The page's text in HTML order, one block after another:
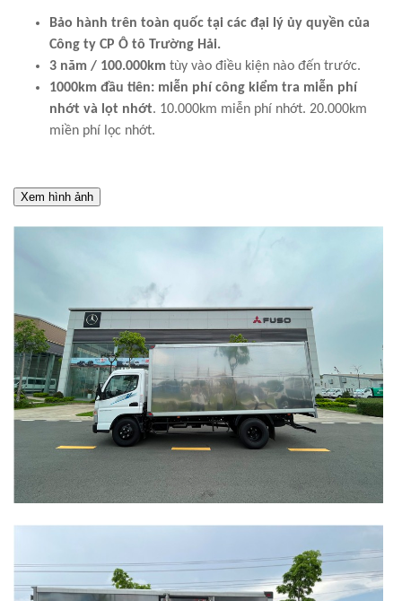
Bảo hành trên toàn quốc tại các đại lý ủy quyền của
Công ty CP Ô tô Trường Hải.
3 năm / 100.000km tùy vào điều kiện nào đến trước.
1000km đầu tiên: miễn phí công kiểm tra miễn phí
nhớt và lọt nhớt. 10.000km miễn phí nhớt. 20.000km
miền phí lọc nhớt.
Xem hình ảnh